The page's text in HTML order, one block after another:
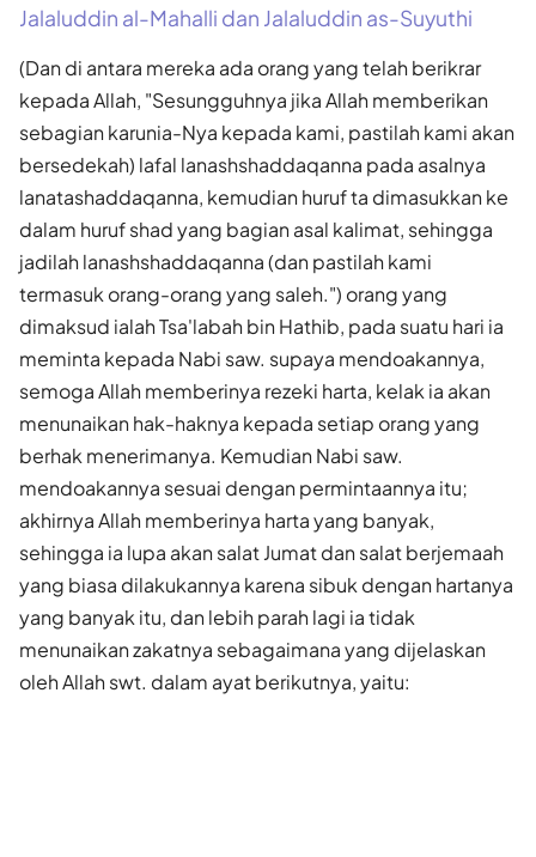
Jalaluddin al-Mahalli dan Jalaluddin as-Suyuthi
(Dan di antara mereka ada orang yang telah berikrar
kepada Allah, "Sesungguhnya jika Allah memberikan
sebagian karunia-Nya kepada kami, pastilah kami akan
bersedekah) lafal lanashshaddaqanna pada asalnya
lanatashaddaqanna, kemudian huruf ta dimasukkan ke
dalam huruf shad yang bagian asal kalimat, sehingga
jadilah lanashshaddaqanna (dan pastilah kami
termasuk orang-orang yang saleh.") orang yang
dimaksud ialah Tsa'labah bin Hathib, pada suatu hari ia
meminta kepada Nabi saw. supaya mendoakannya,
semoga Allah memberinya rezeki harta, kelak ia akan
menunaikan hak-haknya kepada setiap orang yang
berhak menerimanya. Kemudian Nabi saw.
mendoakannya sesuai dengan permintaannya itu;
akhirnya Allah memberinya harta yang banyak,
sehingga ia lupa akan salat Jumat dan salat berjemaah
yang biasa dilakukannya karena sibuk dengan hartanya
yang banyak itu, dan lebih parah lagi ia tidak
menunaikan zakatnya sebagaimana yang dijelaskan
oleh Allah swt. dalam ayat berikutnya, yaitu: